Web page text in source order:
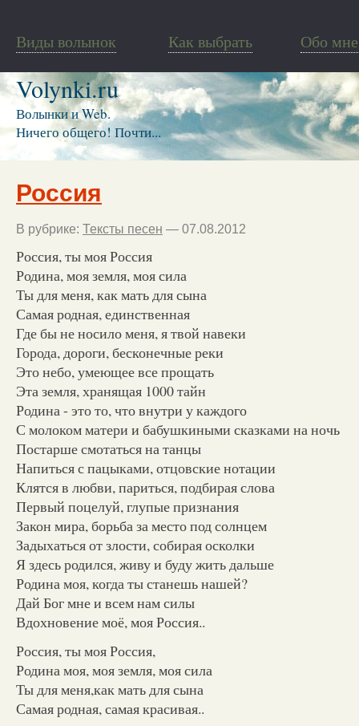
Виды волынок Как выбрать Обо мне
Volynki.ru
Волынки и Web.
Ничего общего! Почти...
Россия
В рубрике: Тексты песен — 07.08.2012
Россия, ты моя Россия
Родина, моя земля, моя сила
Ты для меня, как мать для сына
Самая родная, единственная
Где бы не носило меня, я твой навеки
Города, дороги, бесконечные реки
Это небо, умеющее все прощать
Эта земля, хранящая 1000 тайн
Родина - это то, что внутри у каждого
С молоком матери и бабушкиными сказками на ночь
Постарше смотаться на танцы
Напиться с пацыками, отцовские нотации
Клятся в любви, париться, подбирая слова
Первый поцелуй, глупые признания
Закон мира, борьба за место под солнцем
Задыхаться от злости, собирая осколки
Я здесь родился, живу и буду жить дальше
Родина моя, когда ты станешь нашей?
Дай Бог мне и всем нам силы
Вдохновение моё, моя Россия..
Россия, ты моя Россия,
Родина моя, моя земля, моя сила
Ты для меня,как мать для сына
Самая родная, самая красивая..